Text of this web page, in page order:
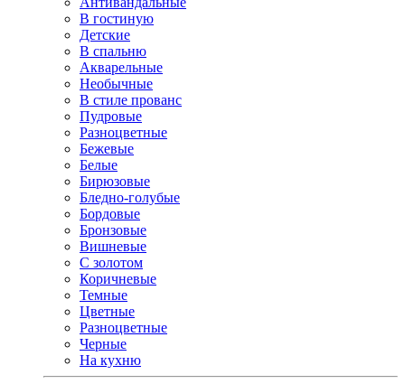
В гостиную
Детские
В спальню
Акварельные
Необычные
В стиле прованс
Пудровые
Разноцветные
Бежевые
Белые
Бирюзовые
Бледно-голубые
Бордовые
Бронзовые
Вишневые
С золотом
Коричневые
Темные
Цветные
Разноцветные
Черные
На кухню